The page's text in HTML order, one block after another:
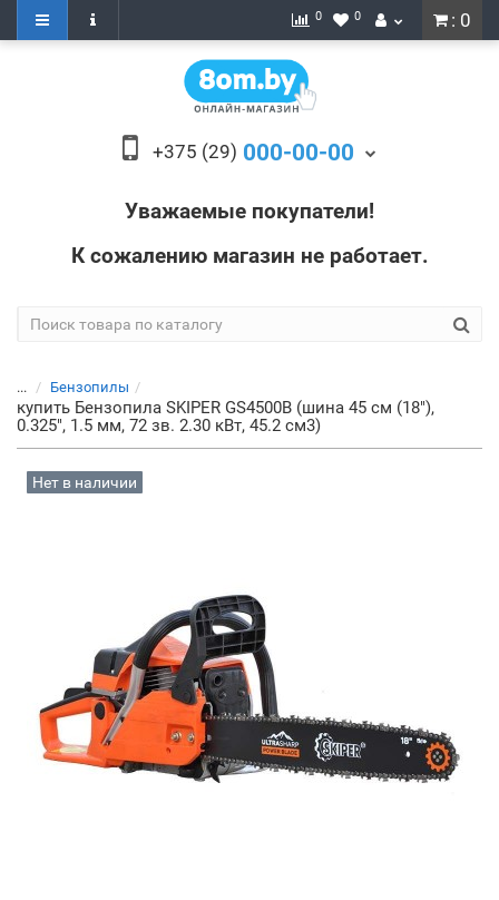
: 0
0 0
+375 (29) 000-00-00
Уважаемые покупатели!
К сожалению магазин не работает.
... Бензопилы
купить Бензопила SKIPER GS4500B (шина 45 см (18"),
0.325", 1.5 мм, 72 зв. 2.30 кВт, 45.2 см3)
Нет в наличии